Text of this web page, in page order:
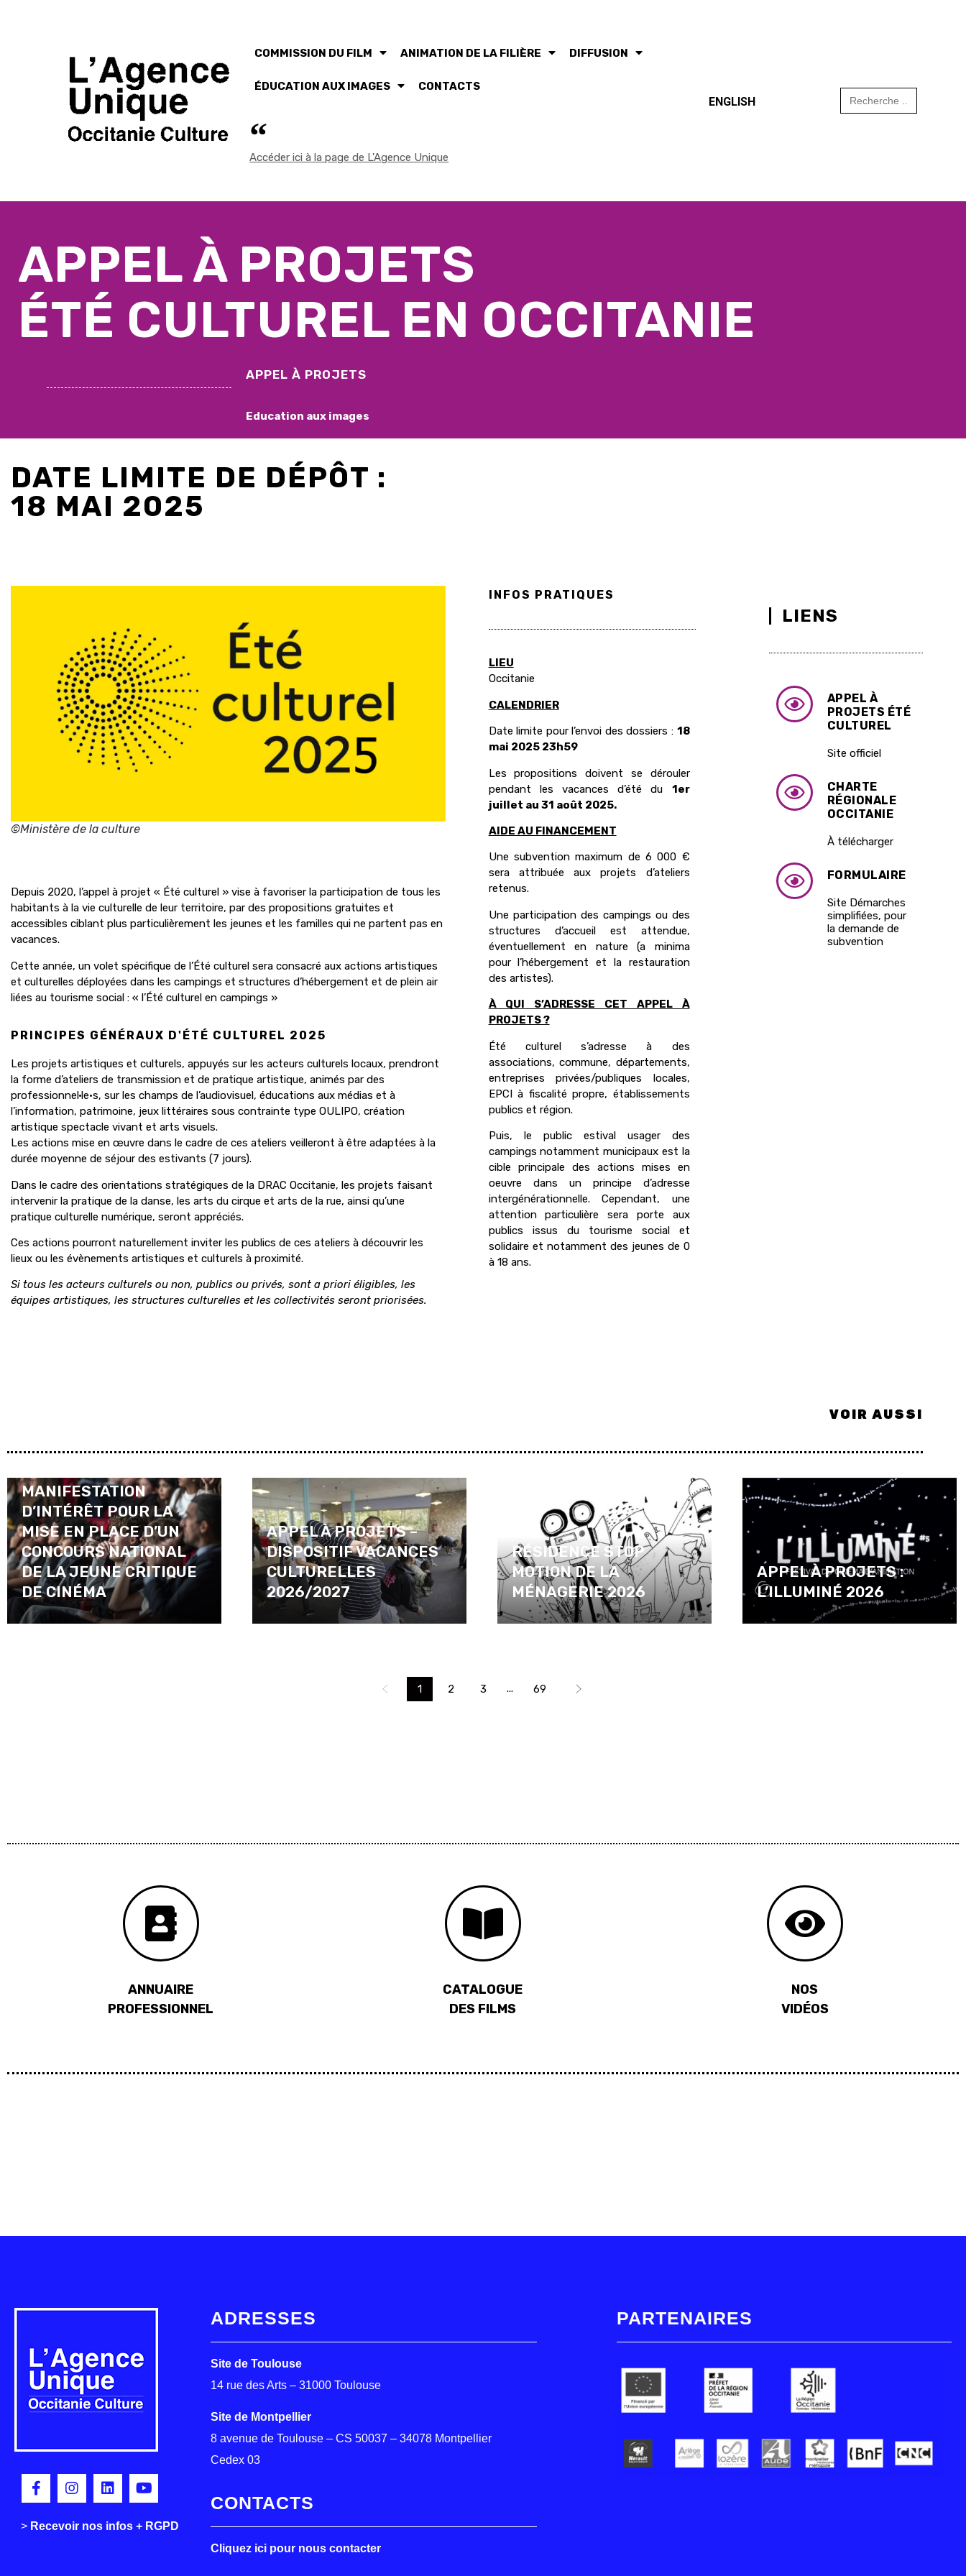
COMMISSION DU FILM ANIMATION DE LA FILIÈRE DIFFUSION
ÉDUCATION AUX IMAGES CONTACTS
Accéder ici à la page de L'Agence Unique
ENGLISH
Search
for:
APPEL À PROJETS
ÉTÉ CULTUREL EN OCCITANIE
APPEL À PROJETS
Education aux images
DATE LIMITE DE DÉPÔT :
18 MAI 2025
©Ministère de la culture
Depuis 2020, l’appel à projet « Été culturel » vise à favoriser la participation de tous les
habitants à la vie culturelle de leur territoire, par des propositions gratuites et
accessibles ciblant plus particulièrement les jeunes et les familles qui ne partent pas en
vacances.
Cette année, un volet spécifique de l’Été culturel sera consacré aux actions artistiques
et culturelles déployées dans les campings et structures d’hébergement et de plein air
liées au tourisme social : « l’Été culturel en campings »
PRINCIPES GÉNÉRAUX D'ÉTÉ CULTUREL 2025
Les projets artistiques et culturels, appuyés sur les acteurs culturels locaux, prendront
la forme d’ateliers de transmission et de pratique artistique, animés par des
professionnel·le·s, sur les champs de l’audiovisuel, éducations aux médias et à
l’information, patrimoine, jeux littéraires sous contrainte type OULIPO, création
artistique spectacle vivant et arts visuels.
Les actions mise en œuvre dans le cadre de ces ateliers veilleront à être adaptées à la
durée moyenne de séjour des estivants (7 jours).
Dans le cadre des orientations stratégiques de la DRAC Occitanie, les projets faisant
intervenir la pratique de la danse, les arts du cirque et arts de la rue, ainsi qu’une
pratique culturelle numérique, seront appréciés.
Ces actions pourront naturellement inviter les publics de ces ateliers à découvrir les
lieux ou les évènements artistiques et culturels à proximité.
Si tous les acteurs culturels ou non, publics ou privés, sont a priori éligibles, les
équipes artistiques, les structures culturelles et les collectivités seront priorisées.
INFOS PRATIQUES
LIEU
Occitanie
CALENDRIER
Date limite pour l’envoi des dossiers : 18
mai 2025 23h59
Les propositions doivent se dérouler
pendant les vacances d’été du 1er
juillet au 31 août 2025.
AIDE AU FINANCEMENT
Une subvention maximum de 6 000 €
sera attribuée aux projets d’ateliers
retenus.
Une participation des campings ou des
structures d’accueil est attendue,
éventuellement en nature (a minima
pour l’hébergement et la restauration
des artistes).
À QUI S’ADRESSE CET APPEL À
PROJETS ?
Été culturel s’adresse à des
associations, commune, départements,
entreprises privées/publiques locales,
EPCI à fiscalité propre, établissements
publics et région.
Puis, le public estival usager des
campings notamment municipaux est la
cible principale des actions mises en
oeuvre dans un principe d’adresse
intergénérationnelle. Cependant, une
attention particulière sera porte aux
publics issus du tourisme social et
solidaire et notamment des jeunes de 0
à 18 ans.
LIENS
APPEL À
PROJETS ÉTÉ
CULTUREL
Site officiel
CHARTE
RÉGIONALE
OCCITANIE
À télécharger
FORMULAIRE
Site Démarches
simplifiées, pour
la demande de
subvention
VOIR AUSSI
MANIFESTATION
D’INTÉRÊT POUR LA
MISE EN PLACE D’UN
CONCOURS NATIONAL
DE LA JEUNE CRITIQUE
DE CINÉMA
APPEL À PROJETS –
DISPOSITIF VACANCES
CULTURELLES
2026/2027
RÉSIDENCE STOP
MOTION DE LA
MÉNAGERIE 2026
APPEL À PROJETS :
L’ILLUMINÉ 2026
1 2 3 ... 69
ANNUAIRE
PROFESSIONNEL
CATALOGUE
DES FILMS
NOS
VIDÉOS
> Recevoir nos infos + RGPD
ADRESSES
Site de Toulouse
14 rue des Arts – 31000 Toulouse
Site de Montpellier
8 avenue de Toulouse – CS 50037 – 34078 Montpellier
Cedex 03
CONTACTS
Cliquez ici pour nous contacter
PARTENAIRES